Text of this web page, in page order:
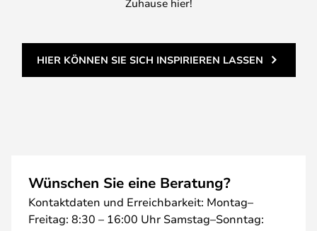
Zuhause hier!
HIER KÖNNEN SIE SICH INSPIRIEREN LASSEN
Wünschen Sie eine Beratung?
Kontaktdaten und Erreichbarkeit: Montag–
Freitag: 8:30 – 16:00 Uhr Samstag–Sonntag: